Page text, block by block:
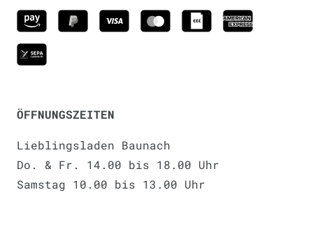
ÖFFNUNGSZEITEN
Lieblingsladen Baunach
Do. & Fr. 14.00 bis 18.00 Uhr
Samstag 10.00 bis 13.00 Uhr